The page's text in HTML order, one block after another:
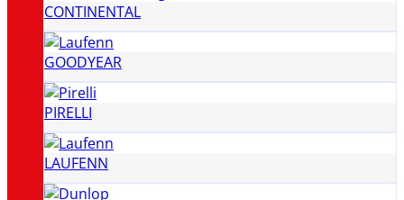
CONTINENTAL
GOODYEAR
PIRELLI
LAUFENN